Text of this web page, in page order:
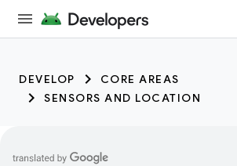
DEVELOP
CORE AREAS
SENSORS AND LOCATION